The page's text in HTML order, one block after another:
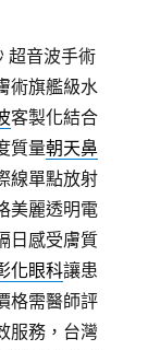
超音波手術
術旗艦級水
客製化結合
質量朝天鼻
線單點放射
美麗透明電
日感受膚質
化眼科讓患
格需醫師評
服務，台灣